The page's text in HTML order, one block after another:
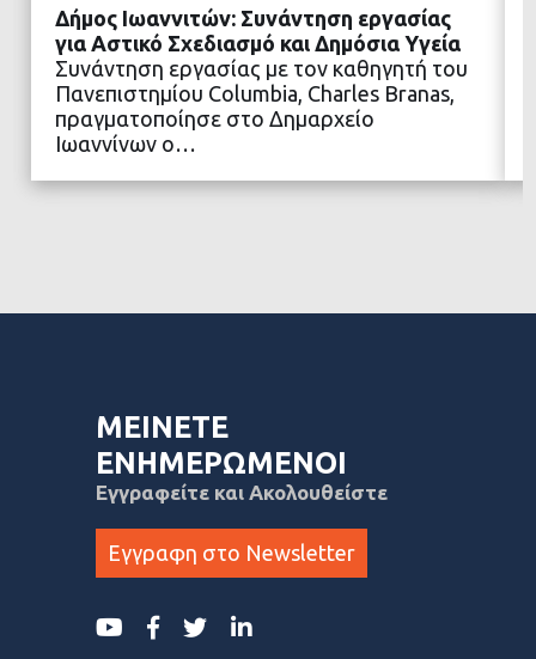
ΔΙΑΒΑΣΤΕ ΠΕΡΙΣΣΟΤΕΡΑ
Δήμος Ιωαννιτών: Συνάντηση εργασίας
για Αστικό Σχεδιασμό και Δημόσια Υγεία
Συνάντηση εργασίας με τον καθηγητή του
Πανεπιστημίου Columbia, Charles Branas,
πραγματοποίησε στο Δημαρχείο
Ιωαννίνων ο…
ΜΕΙΝΕΤΕ
ΕΝΗΜΕΡΩΜΕΝΟΙ
Εγγραφείτε και Ακολουθείστε
Εγγραφη στο Newsletter